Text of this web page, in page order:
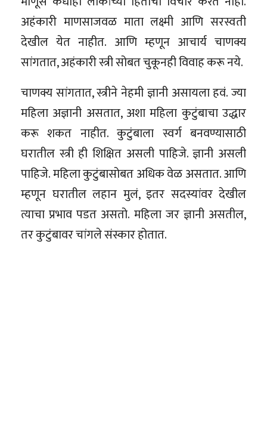
अहंकारी माणसाजवळ माता लक्ष्मी आणि सरस्वती
देखील येत नाहीत. आणि म्हणून आचार्य चाणक्य
सांगतात, अहंकारी स्त्री सोबत चुकूनही विवाह करू नये.
चाणक्य सांगतात, स्त्रीने नेहमी ज्ञानी असायला हवं. ज्या
महिला अज्ञानी असतात, अशा महिला कुटुंबाचा उद्धार
करू शकत नाहीत. कुटुंबाला स्वर्ग बनवण्यासाठी
घरातील स्त्री ही शिक्षित असली पाहिजे. ज्ञानी असली
पाहिजे. महिला कुटुंबासोबत अधिक वेळ असतात. आणि
म्हणून घरातील लहान मुलं, इतर सदस्यांवर देखील
त्याचा प्रभाव पडत असतो. महिला जर ज्ञानी असतील,
तर कुटुंबावर चांगले संस्कार होतात.